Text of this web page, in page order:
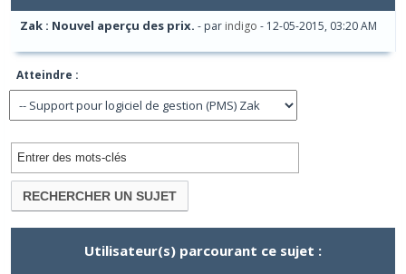
Zak : Nouvel aperçu des prix. - par indigo - 12-05-2015, 03:20 AM
Atteindre :
Utilisateur(s) parcourant ce sujet :